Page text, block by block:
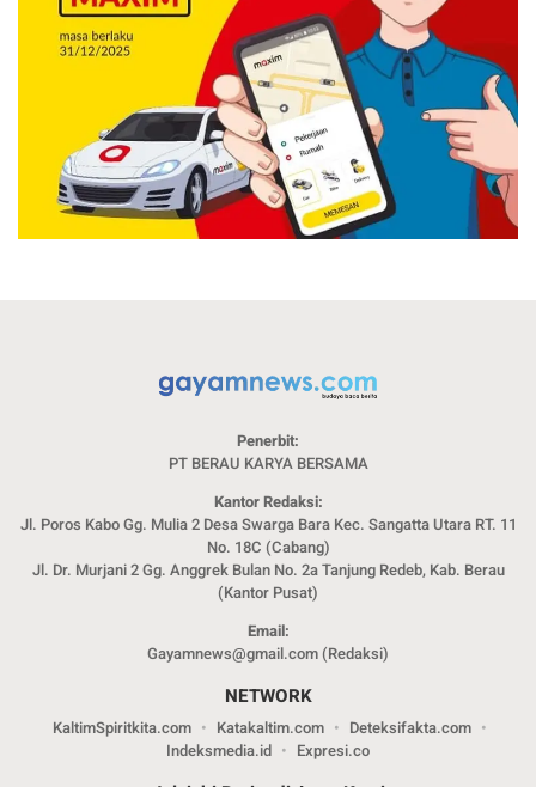
Penerbit:
PT BERAU KARYA BERSAMA
Kantor Redaksi:
Jl. Poros Kabo Gg. Mulia 2 Desa Swarga Bara Kec. Sangatta Utara RT. 11
No. 18C (Cabang)
Jl. Dr. Murjani 2 Gg. Anggrek Bulan No. 2a Tanjung Redeb, Kab. Berau
(Kantor Pusat)
Email:
Gayamnews@gmail.com (Redaksi)
NETWORK
KaltimSpiritkita.com Katakaltim.com
Deteksifakta.com
Indeksmedia.id
Expresi.co